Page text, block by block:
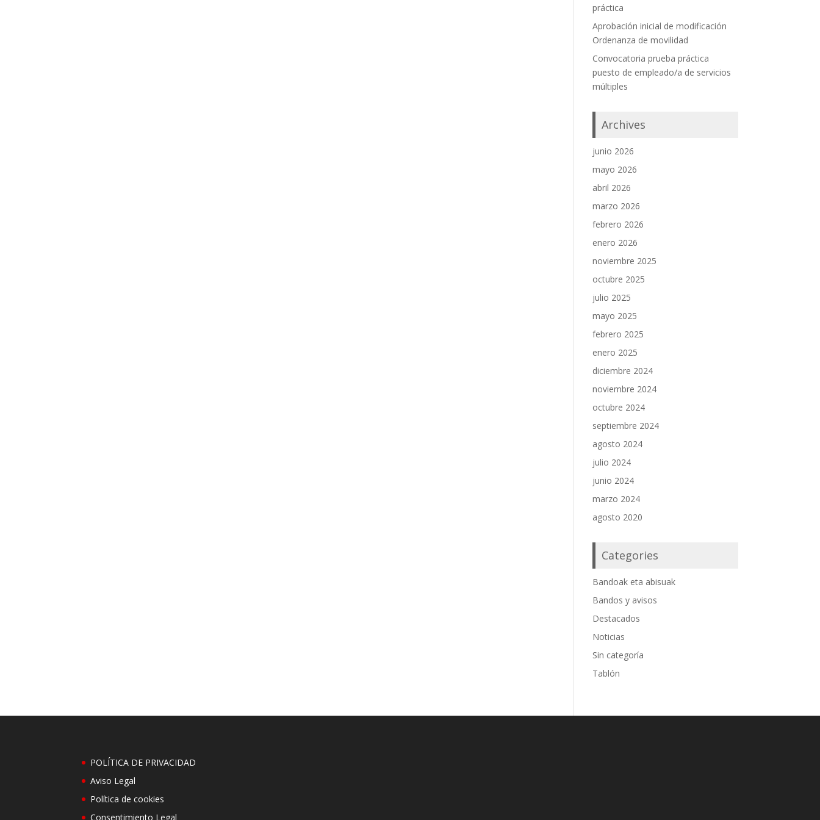
práctica
Aprobación inicial de modificación
Ordenanza de movilidad
Convocatoria prueba práctica
puesto de empleado/a de servicios
múltiples
Archives
junio 2026
mayo 2026
abril 2026
marzo 2026
febrero 2026
enero 2026
noviembre 2025
octubre 2025
julio 2025
mayo 2025
febrero 2025
enero 2025
diciembre 2024
noviembre 2024
octubre 2024
septiembre 2024
agosto 2024
julio 2024
junio 2024
marzo 2024
agosto 2020
Categories
Bandoak eta abisuak
Bandos y avisos
Destacados
Noticias
Sin categoría
Tablón
POLÍTICA DE PRIVACIDAD
Aviso Legal
Política de cookies
Consentimiento Legal